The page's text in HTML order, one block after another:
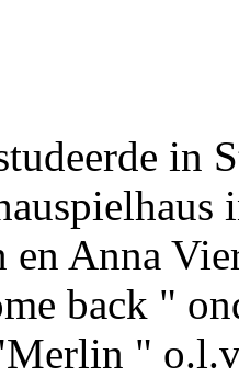
in
en Anna
back "
"